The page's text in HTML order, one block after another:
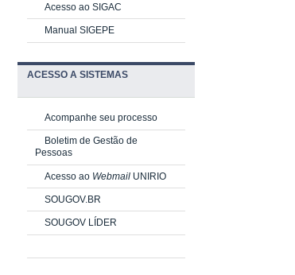
Acesso ao SIGAC
Manual SIGEPE
ACESSO A SISTEMAS
Acompanhe seu processo
Boletim de Gestão de
Pessoas
Acesso ao Webmail UNIRIO
SOUGOV.BR
SOUGOV LÍDER